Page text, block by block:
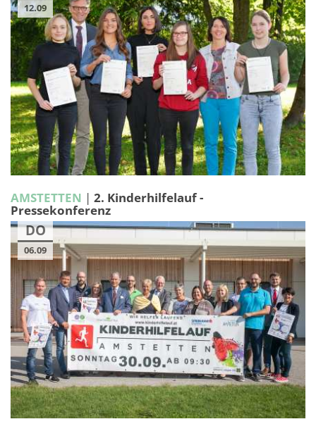
12.09
AMSTETTEN | 2. Kinderhilfelauf -
Pressekonferenz
DO
06.09